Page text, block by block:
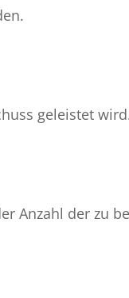
geleistet
Anzahl der zu